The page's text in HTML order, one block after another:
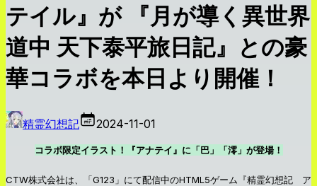
テイル』が 『月が導く異世界
道中 天下泰平旅日記』との豪
華コラボを本日より開催！
精霊幻想記 2024-11-01
コラボ限定イラスト！『アナテイ』に「巴」「澪」が登場！
CTW株式会社は、「G123」にて配信中のHTML5ゲーム『精霊幻想記 ア